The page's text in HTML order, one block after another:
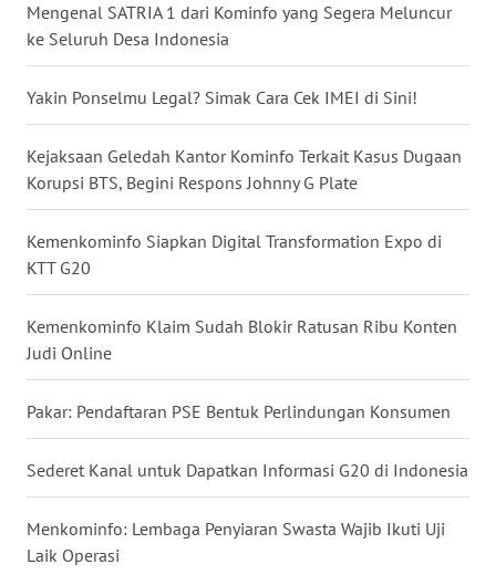
Mengenal SATRIA 1 dari Kominfo yang Segera Meluncur
ke Seluruh Desa Indonesia
Yakin Ponselmu Legal? Simak Cara Cek IMEI di Sini!
Kejaksaan Geledah Kantor Kominfo Terkait Kasus Dugaan
Korupsi BTS, Begini Respons Johnny G Plate
Kemenkominfo Siapkan Digital Transformation Expo di
KTT G20
Kemenkominfo Klaim Sudah Blokir Ratusan Ribu Konten
Judi Online
Pakar: Pendaftaran PSE Bentuk Perlindungan Konsumen
Sederet Kanal untuk Dapatkan Informasi G20 di Indonesia
Menkominfo: Lembaga Penyiaran Swasta Wajib Ikuti Uji
Laik Operasi
WN
JATENG
WN
NUSANTARA
WN
JOGJA
WN
JATIM
WN
BALI
WN
KALTENG